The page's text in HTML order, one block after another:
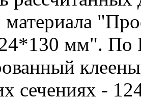
материала
мм".
сечениях -